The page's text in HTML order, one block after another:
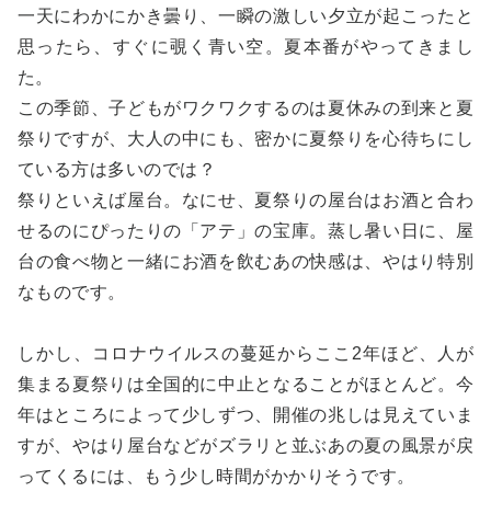
一天にわかにかき曇り、一瞬の激しい夕立が起こったと
思ったら、すぐに覗く青い空。夏本番がやってきまし
た。
この季節、子どもがワクワクするのは夏休みの到来と夏
祭りですが、大人の中にも、密かに夏祭りを心待ちにし
ている方は多いのでは？
祭りといえば屋台。なにせ、夏祭りの屋台はお酒と合わ
せるのにぴったりの「アテ」の宝庫。蒸し暑い日に、屋
台の食べ物と一緒にお酒を飲むあの快感は、やはり特別
なものです。
しかし、コロナウイルスの蔓延からここ2年ほど、人が
集まる夏祭りは全国的に中止となることがほとんど。今
年はところによって少しずつ、開催の兆しは見えていま
すが、やはり屋台などがズラリと並ぶあの夏の風景が戻
ってくるには、もう少し時間がかかりそうです。